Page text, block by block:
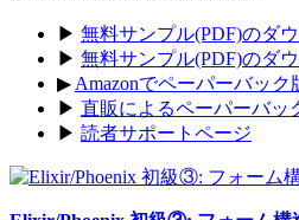
▶ 無料サンプル(PDF)のダ
▶ 無料サンプル(PDF)のダ
▶ Amazonでペーパーバック
▶ 直販によるペーパーバッ
▶ 読者サポートページ